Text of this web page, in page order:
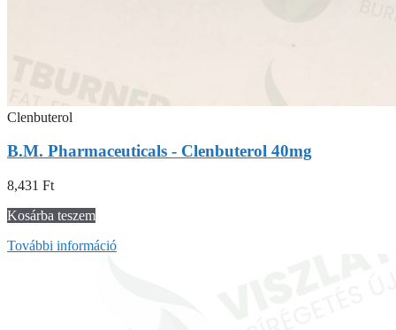
Clenbuterol
B.M. Pharmaceuticals - Clenbuterol 40mg
8,431 Ft
Kosárba teszem
További információ